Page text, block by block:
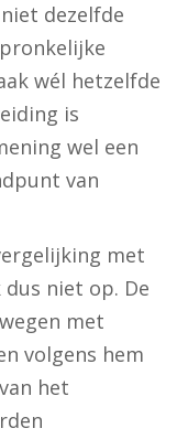
dezelfde
wél hetzelfde
is
wel een
van
met
niet op. De
met
volgens hem
het